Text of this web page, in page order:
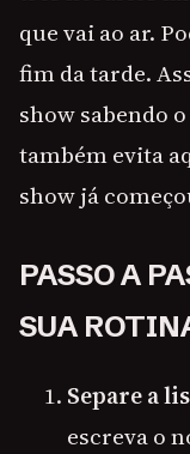
que vai ao ar.
fim da tarde.
show sabendo
também evita
show já
PASSO A
SUA
Separe a
escreva o